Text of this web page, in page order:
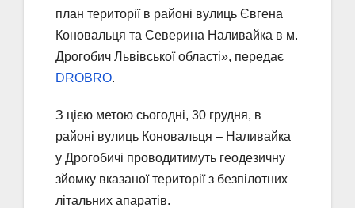
план території в районі вулиць Євгена
Коновальця та Северина Наливайка в м.
Дрогобич Львівської області», передає
DROBRO.
З цією метою сьогодні, 30 грудня, в
районі вулиць Коновальця – Наливайка
у Дрогобичі проводитимуть геодезичну
зйомку вказаної території з безпілотних
літальних апаратів.